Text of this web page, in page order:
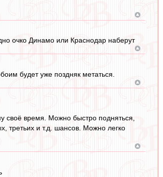
очко Динамо или Краснодар наберут
будет уже поздняк метаться.
своё время. Можно быстро подняться,
третьих и т.д. шансов. Можно легко